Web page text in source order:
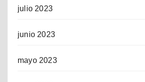
julio 2023
junio 2023
mayo 2023